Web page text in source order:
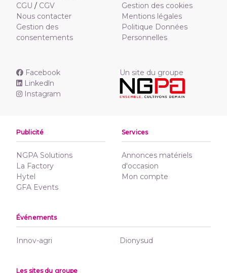
CGU / CGV
Nous contacter
Gestion des
consentements
Gestion des cookies
Mentions légales
Politique Données
Personnelles
Facebook
Linkedln
Instagram
Un site du groupe
Publicité
NGPA Solutions
La Factory
Hytel
GFA Events
Services
Annonces matériels
d'occasion
Mon compte
Événements
Innov-agri Dionysud
Les sites du groupe